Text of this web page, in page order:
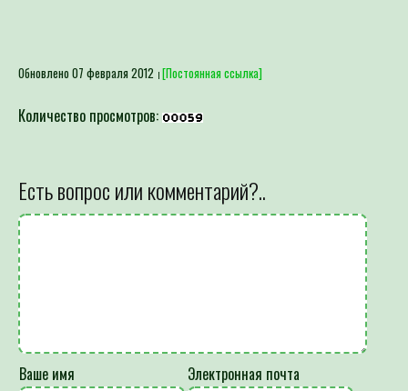
Обновлено 07 февраля 2012 [Постоянная ссылка]
Количество просмотров:
Есть вопрос или комментарий?..
Ваше имя Электронная почта